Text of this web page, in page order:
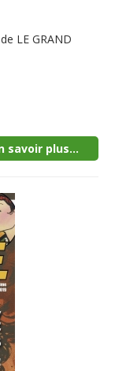
LE GRAND
savoir plus...